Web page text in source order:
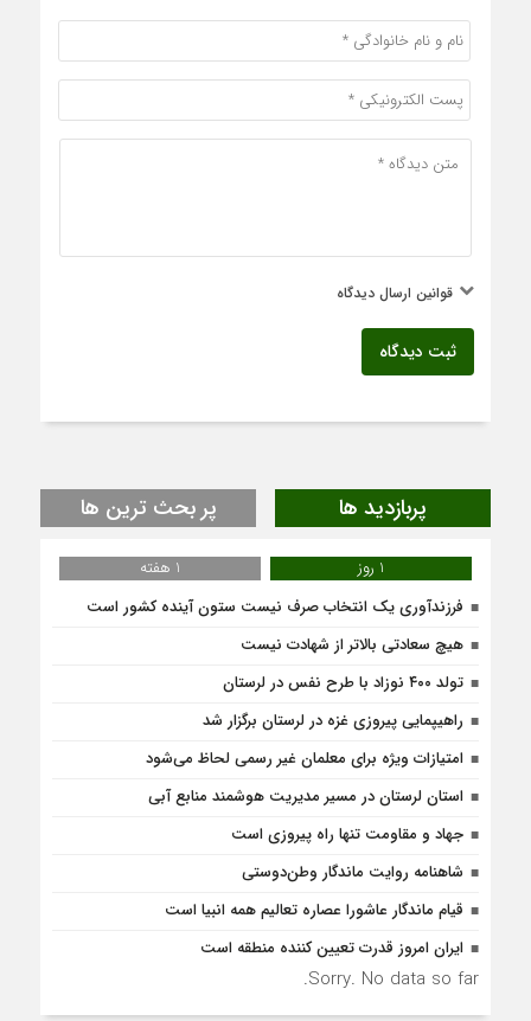
قوانین ارسال دیدگاه
ثبت دیدگاه
پربازدید ها پر بحث ترین ها
1 روز
1 هفته
فرزندآوری یک انتخاب صرف نیست ستون آینده کشور است
هیچ سعادتی بالاتر از شهادت نیست
تولد ۴۰۰ نوزاد با طرح نفس در لرستان
راهیپمایی پیروزی غزه در لرستان برگزار شد
امتیازات ویژه برای معلمان غیر رسمی لحاظ می‌شود
استان لرستان در مسیر مدیریت هوشمند منابع آبی
جهاد و مقاومت تنها راه پیروزی است
شاهنامه روایت ماندگار وطن‌دوستی
قیام ماندگار عاشورا عصاره تعالیم همه انبیا است
ایران امروز قدرت تعیین کننده منطقه است
Sorry. No data so far.